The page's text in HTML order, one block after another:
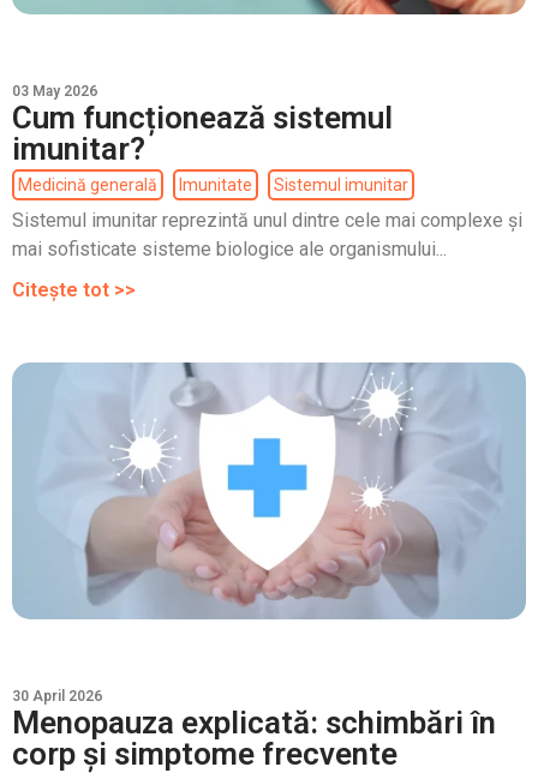
03 May 2026
Cum funcționează sistemul
imunitar?
Medicină generală Imunitate Sistemul imunitar
Sistemul imunitar reprezintă unul dintre cele mai complexe și
mai sofisticate sisteme biologice ale organismului...
Citește tot >>
30 April 2026
Menopauza explicată: schimbări în
corp și simptome frecvente